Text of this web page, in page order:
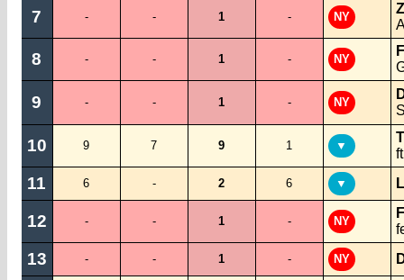
7 - - 1 - NY
8 - - 1 - NY
9 - - 1 - NY
10 9 7 9 1 ▼
11 6 - 2 6 ▼
12 - - 1 - NY
13 - - 1 - NY